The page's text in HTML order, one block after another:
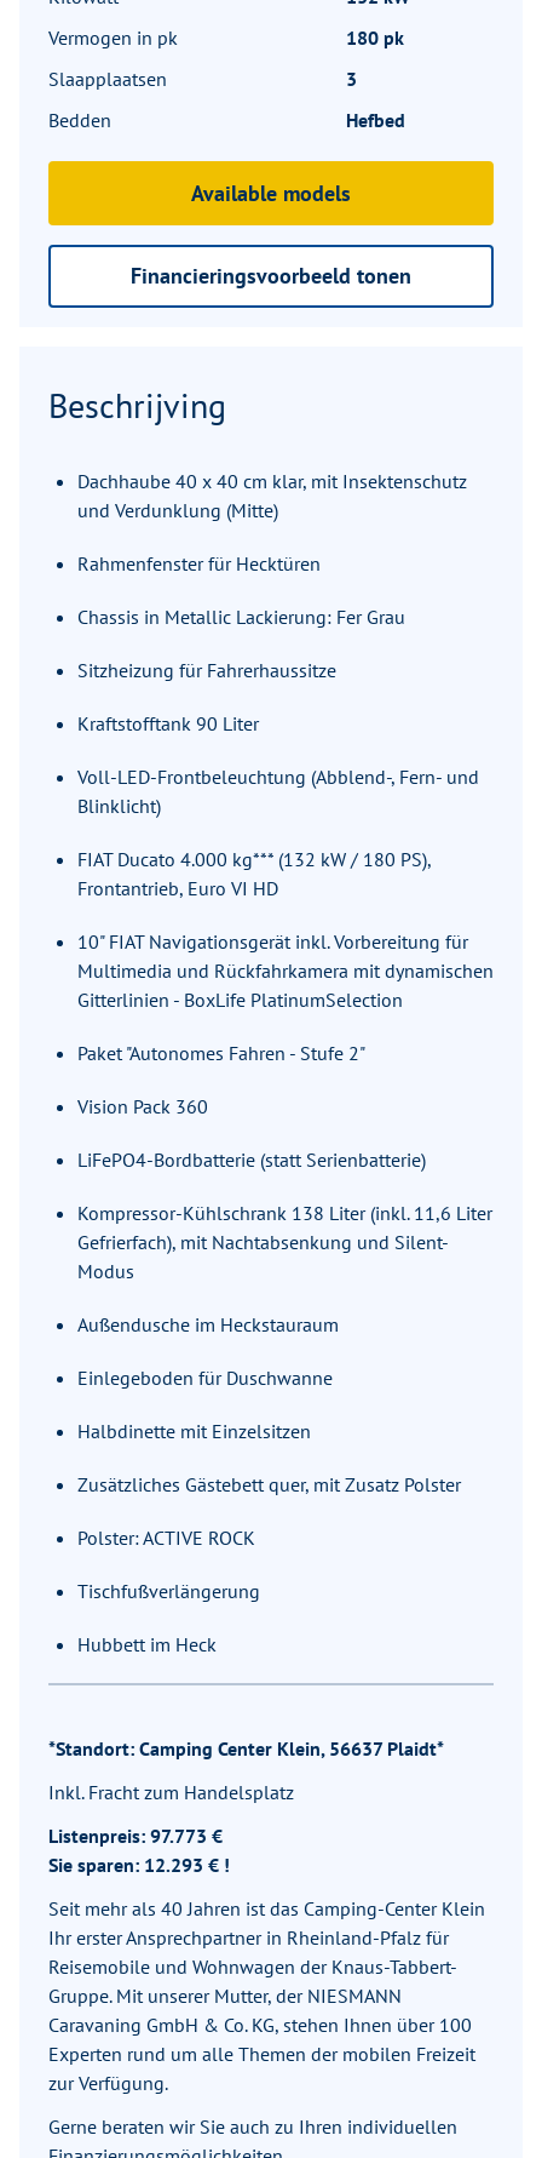
Vermogen in pk
180 pk
Slaapplaatsen
3
Bedden
Hefbed
Available models
Financieringsvoorbeeld tonen
Beschrijving
Dachhaube 40 x 40 cm klar, mit Insektenschutz
und Verdunklung (Mitte)
Rahmenfenster für Hecktüren
Chassis in Metallic Lackierung: Fer Grau
Sitzheizung für Fahrerhaussitze
Kraftstofftank 90 Liter
Voll-LED-Frontbeleuchtung (Abblend-, Fern- und
Blinklicht)
FIAT Ducato 4.000 kg*** (132 kW / 180 PS),
Frontantrieb, Euro VI HD
10" FIAT Navigationsgerät inkl. Vorbereitung für
Multimedia und Rückfahrkamera mit dynamischen
Gitterlinien - BoxLife PlatinumSelection
Paket "Autonomes Fahren - Stufe 2"
Vision Pack 360
LiFePO4-Bordbatterie (statt Serienbatterie)
Kompressor-Kühlschrank 138 Liter (inkl. 11,6 Liter
Gefrierfach), mit Nachtabsenkung und Silent-
Modus
Außendusche im Heckstauraum
Einlegeboden für Duschwanne
Halbdinette mit Einzelsitzen
Zusätzliches Gästebett quer, mit Zusatz Polster
Polster: ACTIVE ROCK
Tischfußverlängerung
Hubbett im Heck
*Standort: Camping Center Klein, 56637 Plaidt*
Inkl. Fracht zum Handelsplatz
Listenpreis: 97.773 €
Sie sparen: 12.293 € !
Seit mehr als 40 Jahren ist das Camping-Center Klein
Ihr erster Ansprechpartner in Rheinland-Pfalz für
Reisemobile und Wohnwagen der Knaus-Tabbert-
Gruppe. Mit unserer Mutter, der NIESMANN
Caravaning GmbH & Co. KG, stehen Ihnen über 100
Experten rund um alle Themen der mobilen Freizeit
zur Verfügung.
Gerne beraten wir Sie auch zu Ihren individuellen